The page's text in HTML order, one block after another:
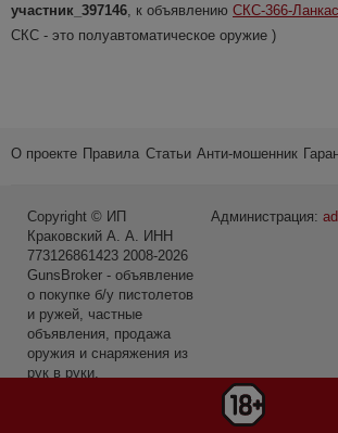
участник_397146 , к объявлению СКС-366-
СКС - это полуавтоматическое оружие )
О проекте Правила Статьи Анти-мошенник
Администрация:
Copyright © ИП
Краковский А. А. ИНН
773126861423 2008-2026
GunsBroker - объявление
о покупке б/у пистолетов
и ружей, частные
объявления, продажа
оружия и снаряжения из
рук в руки.